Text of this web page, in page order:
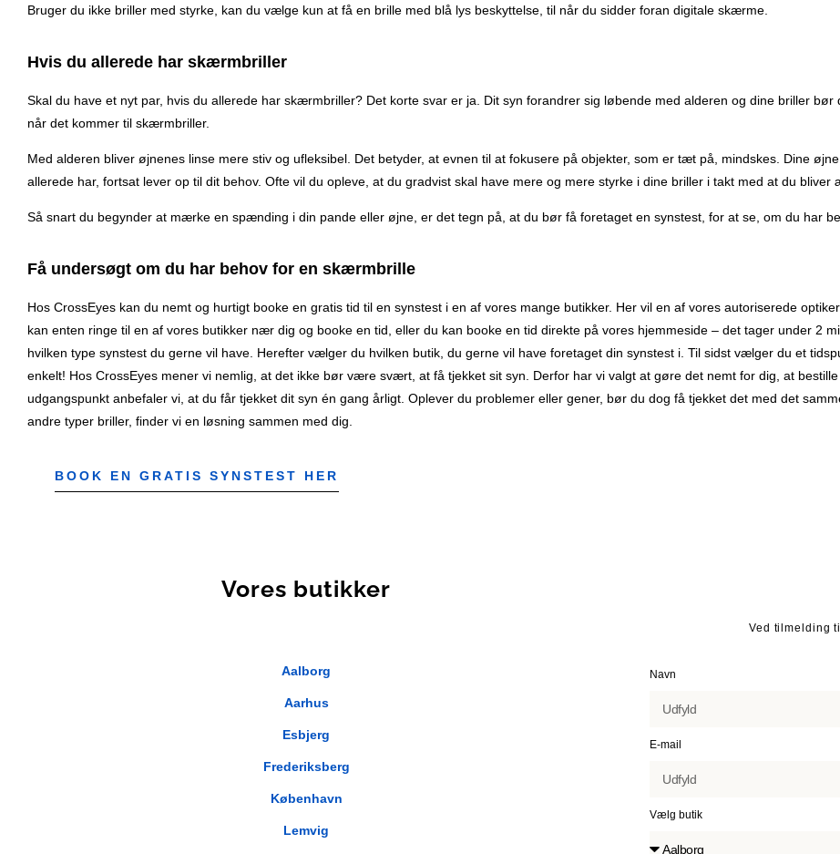
Bruger du ikke briller med styrke, kan du vælge kun at få en brille med blå lys beskyttelse, til når du sidder foran digitale skærme.
Hvis du allerede har skærmbriller
Skal du have et nyt par, hvis du allerede har skærmbriller? Det korte svar er ja. Dit syn forandrer sig løbende med alderen og dine briller
når det kommer til skærmbriller.
Med alderen bliver øjnenes linse mere stiv og ufleksibel. Det betyder, at evnen til at fokusere på objekter, som er tæt på, mindskes. Dine
allerede har, fortsat lever op til dit behov. Ofte vil du opleve, at du gradvist skal have mere og mere styrke i dine briller i takt med at du
Så snart du begynder at mærke en spænding i din pande eller øjne, er det tegn på, at du bør få foretaget en synstest, for at se, om du har
Få undersøgt om du har behov for en skærmbrille
Hos CrossEyes kan du nemt og hurtigt booke en gratis tid til en synstest i en af vores mange butikker. Her vil en af vores autoriserede
kan enten ringe til en af vores butikker nær dig og booke en tid, eller du kan booke en tid direkte på vores hjemmeside – det tager under 2
hvilken type synstest du gerne vil have. Herefter vælger du hvilken butik, du gerne vil have foretaget din synstest i. Til sidst vælger du et
enkelt! Hos CrossEyes mener vi nemlig, at det ikke bør være svært, at få tjekket sit syn. Derfor har vi valgt at gøre det nemt for dig, at
udgangspunkt anbefaler vi, at du får tjekket dit syn én gang årligt. Oplever du problemer eller gener, bør du dog få tjekket det med det
andre typer briller, finder vi en løsning sammen med dig.
BOOK EN GRATIS SYNSTEST HER
Vores butikker
Aalborg
Aarhus
Esbjerg
Frederiksberg
København
Lemvig
Ved tilmelding
Navn
E-mail
Vælg butik